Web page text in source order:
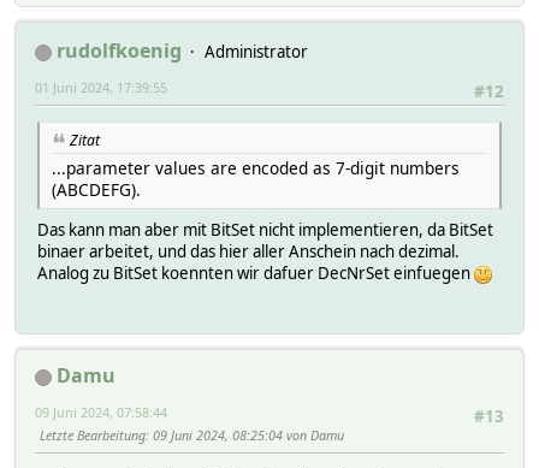
rudolfkoenig
Administrator
#12
01 Juni 2024, 17:39:55
Zitat
...parameter values are encoded as 7-digit numbers
(ABCDEFG).
Das kann man aber mit BitSet nicht implementieren, da BitSet
binaer arbeitet, und das hier aller Anschein nach dezimal.
Analog zu BitSet koennten wir dafuer DecNrSet einfuegen
Damu
#13
09 Juni 2024, 07:58:44
Letzte Bearbeitung: 09 Juni 2024, 08:25:04 von Damu